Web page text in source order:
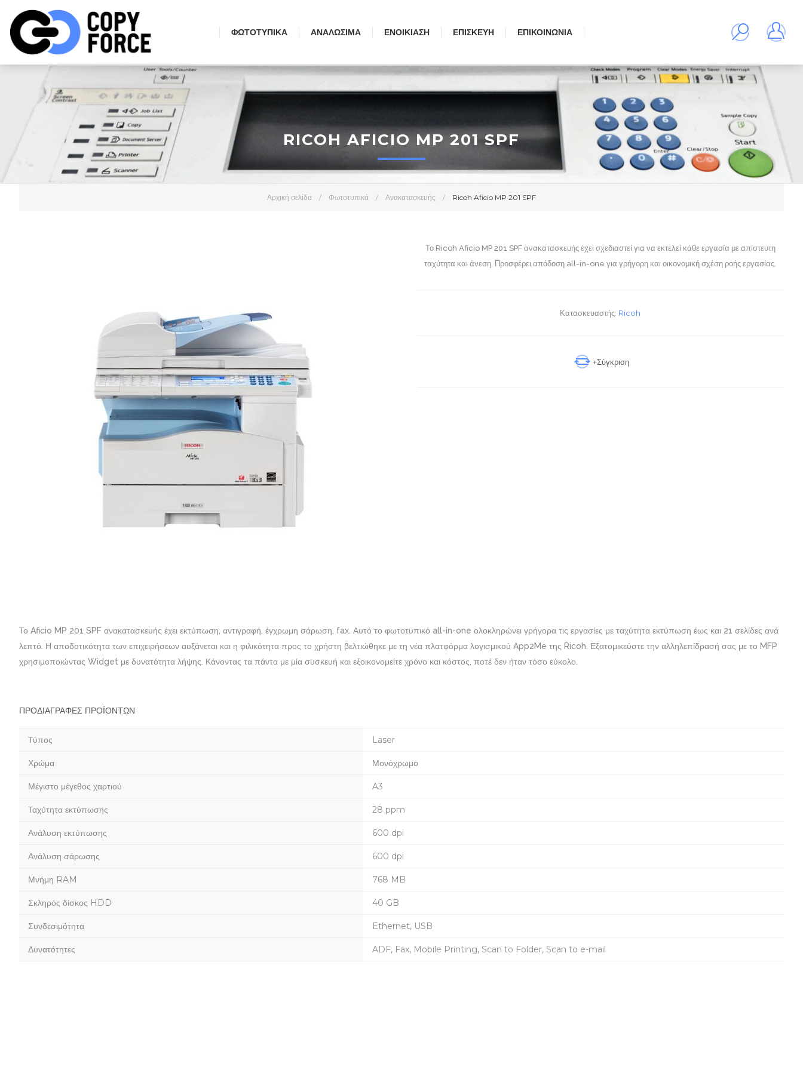
ΦΩΤΟΤΥΠΙΚΆ ΑΝΑΛΏΣΙΜΑ ΕΝΟΙΚΊΑΣΗ ΕΠΙΣΚΕΥΉ ΕΠΙΚΟΙΝΩΝΊΑ
Αρχική σελίδα / Φωτοτυπικά / Ανακατασκευής / Ricoh Aficio MP 201 SPF
RICOH AFICIO MP 201 SPF
Το Ricoh Aficio MP 201 SPF ανακατασκευής έχει σχεδιαστεί για να εκτελεί κάθε εργασία με απίστευτη
ταχύτητα και άνεση. Προσφέρει απόδοση all-in-one για γρήγορη και οικονομική σχέση ροής εργασίας.
Κατασκευαστής: Ricoh
+Σύγκριση
Το Aficio MP 201 SPF ανακατασκευής έχει εκτύπωση, αντιγραφή, έγχρωμη σάρωση, fax. Αυτό το φωτοτυπικό all-in-one ολοκληρώνει γρήγορα τις εργασίες με ταχύτητα εκτύπωση έως και 21 σελίδες ανά
λεπτό. Η αποδοτικότητα των επιχειρήσεων αυξάνεται και η φιλικότητα προς το χρήστη βελτιώθηκε με τη νέα πλατφόρμα λογισμικού App2Me της Ricoh. Εξατομικεύστε την αλληλεπίδρασή σας με το MFP
χρησιμοποιώντας Widget με δυνατότητα λήψης. Κάνοντας τα πάντα με μία συσκευή και εξοικονομείτε χρόνο και κόστος, ποτέ δεν ήταν τόσο εύκολο.
ΠΡΟΔΙΑΓΡΑΦΈΣ ΠΡΟΪΌΝΤΩΝ
Τύπος Laser
Χρώμα Μονόχρωμο
Μέγιστο μέγεθος χαρτιού A3
Ταχύτητα εκτύπωσης 28 ppm
Ανάλυση εκτύπωσης 600 dpi
Ανάλυση σάρωσης 600 dpi
Μνήμη RAM 768 MB
Σκληρός δίσκος HDD 40 GB
Συνδεσιμότητα Ethernet, USB
Δυνατότητες ADF, Fax, Mobile Printing, Scan to Folder, Scan to e-mail